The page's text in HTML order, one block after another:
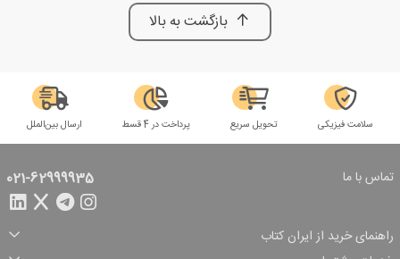
بازگشت به بالا
سلامت فیزیکی تحویل سریع پرداخت در 4 قسط ارسال بین‌الملل
تماس با ما 021-62999935
راهنمای خرید از ایران کتاب